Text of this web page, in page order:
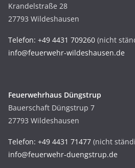
Krandelstraße 28
27793 Wildeshausen
Telefon: +49 4431 709260 (nicht
info@feuerwehr-wildeshausen.de
Feuerwehrhaus Düngstrup
Bauerschaft Düngstrup 7
27793 Wildeshausen
Telefon: +49 4431 71477 (nicht
info@feuerwehr-duengstrup.de